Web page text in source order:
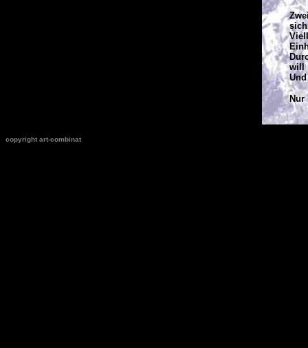
will
Nur
copyright art-combinat